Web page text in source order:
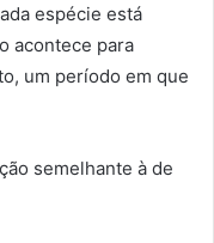
espécie está
acontece para
um período em que
semelhante à de